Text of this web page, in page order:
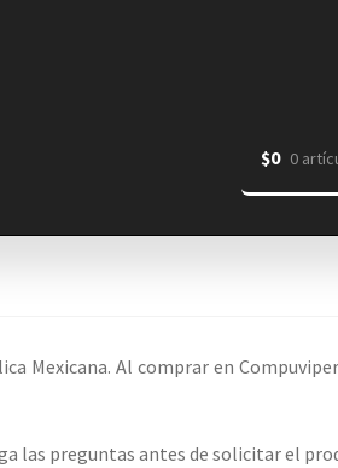
$0 0
Mexicana. Al comprar en
las preguntas antes de solicitar el